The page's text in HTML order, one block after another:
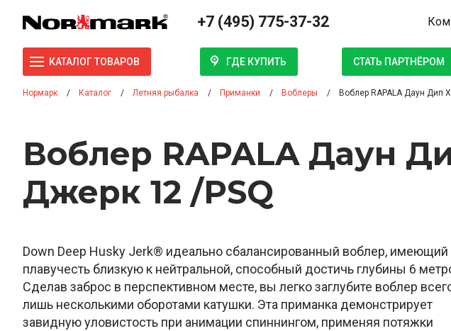
+7 (495) 775-37-32
КАТАЛОГ ТОВАРОВ ГДЕ КУПИТЬ СТАТЬ ПАРТНЁРОМ
Нормарк Каталог Летняя рыбалка Приманки Воблеры Воблер RAPALA Даун Дип
Воблер RAPALA Даун
Джерк 12 /PSQ
Down Deep Husky Jerk® идеально сбалансированный воблер, имеющий
плавучесть близкую к нейтральной, способный достичь глубины 6
Сделав заброс в перспективном месте, вы легко заглубите воблер
лишь несколькими оборотами катушки. Эта приманка демонстрирует
завидную уловистость при анимации спиннингом, применяя потяжки